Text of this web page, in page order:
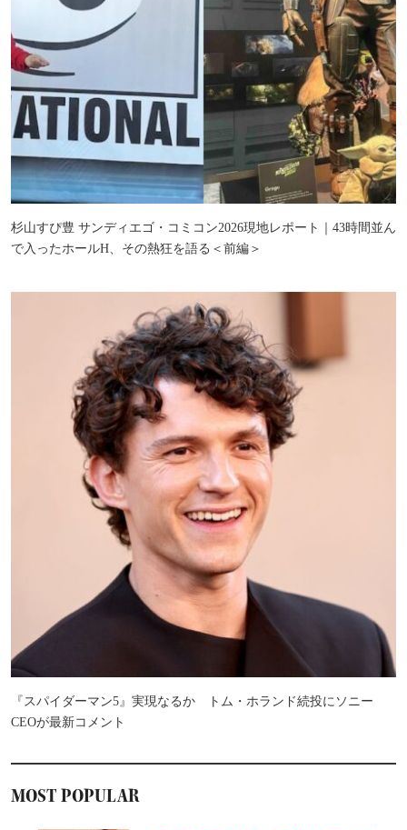
杉山すぴ豊 サンディエゴ・コミコン2026現地レポート｜43時間並ん
で入ったホールH、その熱狂を語る＜前編＞
『スパイダーマン5』実現なるか トム・ホランド続投にソニー
CEOが最新コメント
MOST POPULAR